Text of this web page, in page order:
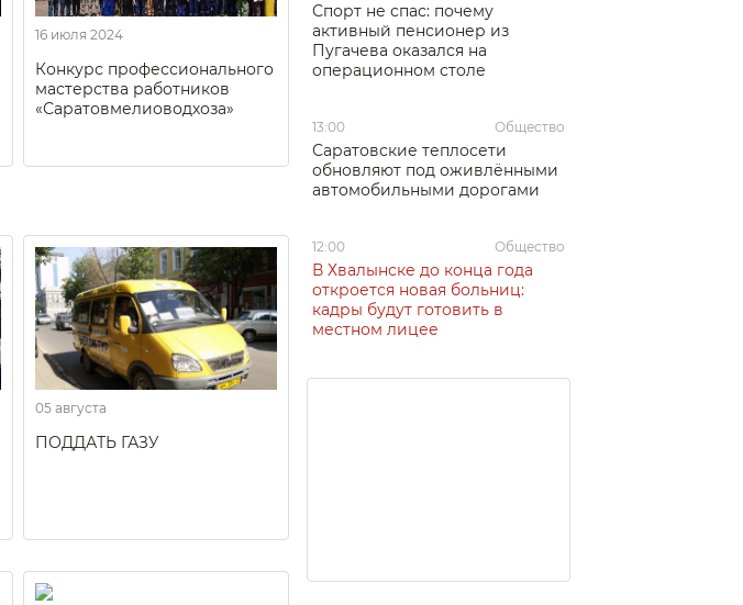
16 июля 2024
Конкурс профессионального
мастерства работников
«Саратовмелиоводхоза»
05 августа
ПОДДАТЬ ГАЗУ
Спорт не спас: почему
активный пенсионер из
Пугачева оказался на
операционном столе
13:00 Общество
Саратовские теплосети
обновляют под оживлёнными
автомобильными дорогами
12:00 Общество
В Хвалынске до конца года
откроется новая больниц:
кадры будут готовить в
местном лицее